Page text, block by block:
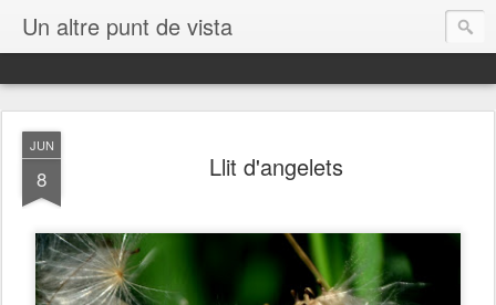
Un altre punt de vista
JUN
8 Llit d'angelets